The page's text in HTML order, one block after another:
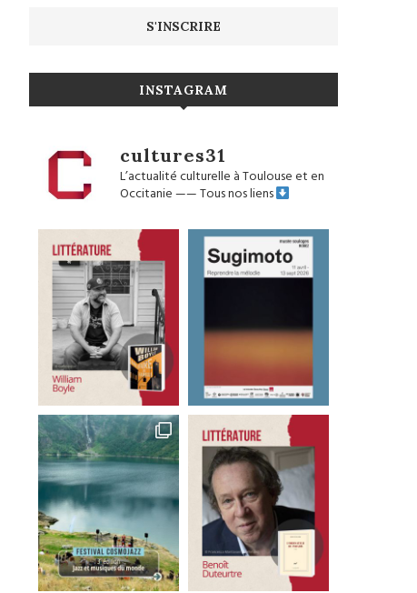
INSTAGRAM
cultures31
L’actualité culturelle à Toulouse et en
Occitanie——Tous nos liens